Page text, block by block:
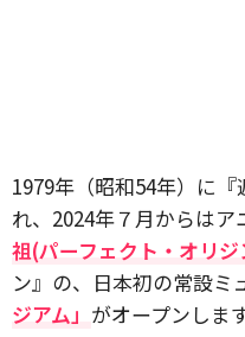
1979年（昭和54年）に
れ、2024年７月からはア
祖(パーフェクト・オリ
ン』の、日本初の常設ミ
ジアム」 がオープンします